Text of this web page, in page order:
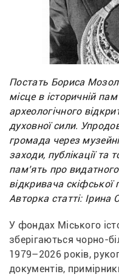
Постать Бориса
місце в історичній
археологічного
духовної сили.
громада через
заходи, публікації та
пам’ять про
відкривача скіфської
Авторка статті: Ірина
У фондах Міського
зберігаються чорно-
1979–2026 років,
документів,